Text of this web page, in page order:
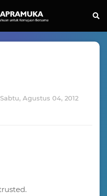
Sabtu, Agustus 04, 2012